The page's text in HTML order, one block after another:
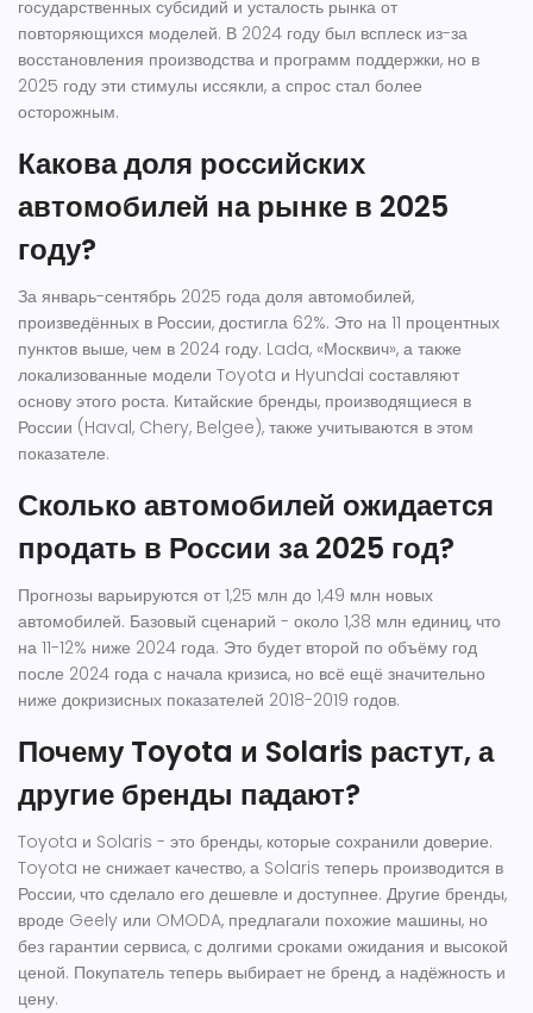
государственных субсидий и усталость рынка от
повторяющихся моделей. В 2024 году был всплеск из-за
восстановления производства и программ поддержки, но в
2025 году эти стимулы иссякли, а спрос стал более
осторожным.
Какова доля российских
автомобилей на рынке в 2025
году?
За январь-сентябрь 2025 года доля автомобилей,
произведённых в России, достигла 62%. Это на 11 процентных
пунктов выше, чем в 2024 году. Lada, «Москвич», а также
локализованные модели Toyota и Hyundai составляют
основу этого роста. Китайские бренды, производящиеся в
России (Haval, Chery, Belgee), также учитываются в этом
показателе.
Сколько автомобилей ожидается
продать в России за 2025 год?
Прогнозы варьируются от 1,25 млн до 1,49 млн новых
автомобилей. Базовый сценарий - около 1,38 млн единиц, что
на 11-12% ниже 2024 года. Это будет второй по объёму год
после 2024 года с начала кризиса, но всё ещё значительно
ниже докризисных показателей 2018-2019 годов.
Почему Toyota и Solaris растут, а
другие бренды падают?
Toyota и Solaris - это бренды, которые сохранили доверие.
Toyota не снижает качество, а Solaris теперь производится в
России, что сделало его дешевле и доступнее. Другие бренды,
вроде Geely или OMODA, предлагали похожие машины, но
без гарантии сервиса, с долгими сроками ожидания и высокой
ценой. Покупатель теперь выбирает не бренд, а надёжность и
цену.